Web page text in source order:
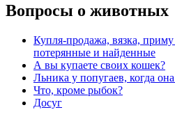
Вопросы о животных
Купля-продажа, вязка,
потерянные и найденные
А вы купаете своих кошек?
Льника у попугаев, когда
Что, кроме рыбок?
Досуг